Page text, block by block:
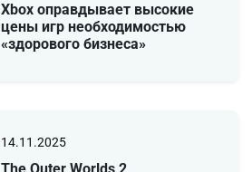
Xbox оправдывает высокие
цены игр необходимостью
«здорового бизнеса»
14.11.2025